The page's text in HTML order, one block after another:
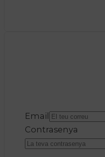
Email
Contrasenya